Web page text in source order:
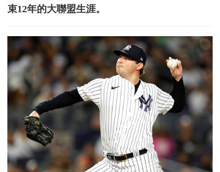
束12年的大聯盟生涯。